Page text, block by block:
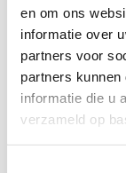
en om ons
informatie over
partners voor
partners
informatie die u
verzameld op
30 januari